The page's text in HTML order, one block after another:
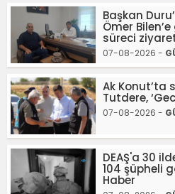
Başkan
Ömer
süreci
07-08-2026 -
Ak Konut’ta
Tutdere,
07-08-2026 -
DEAŞ'a 30
104 şüpheli
Haber